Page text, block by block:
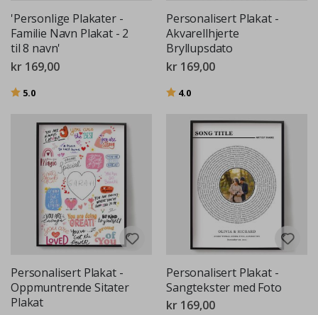
'Personlige Plakater -
Familie Navn Plakat - 2
til 8 navn'
kr 169,00
Karakter:
5.0
Personalisert Plakat -
Akvarellhjerte
Bryllupsdato
kr 169,00
Karakter:
4.0
Personalisert Plakat -
Oppmuntrende Sitater
Plakat
Personalisert Plakat -
Sangtekster med Foto
kr 169,00